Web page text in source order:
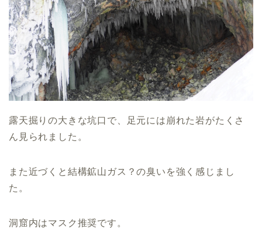
露天掘りの大きな坑口で、足元には崩れた岩がたくさ
ん見られました。
また近づくと結構鉱山ガス？の臭いを強く感じまし
た。
洞窟内はマスク推奨です。